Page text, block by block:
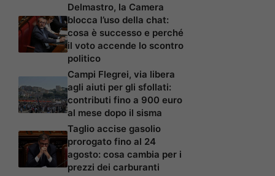
Delmastro, la Camera
blocca l’uso della chat:
cosa è successo e perché
il voto accende lo scontro
politico
Campi Flegrei, via libera
agli aiuti per gli sfollati:
contributi fino a 900 euro
al mese dopo il sisma
Taglio accise gasolio
prorogato fino al 24
agosto: cosa cambia per i
prezzi dei carburanti